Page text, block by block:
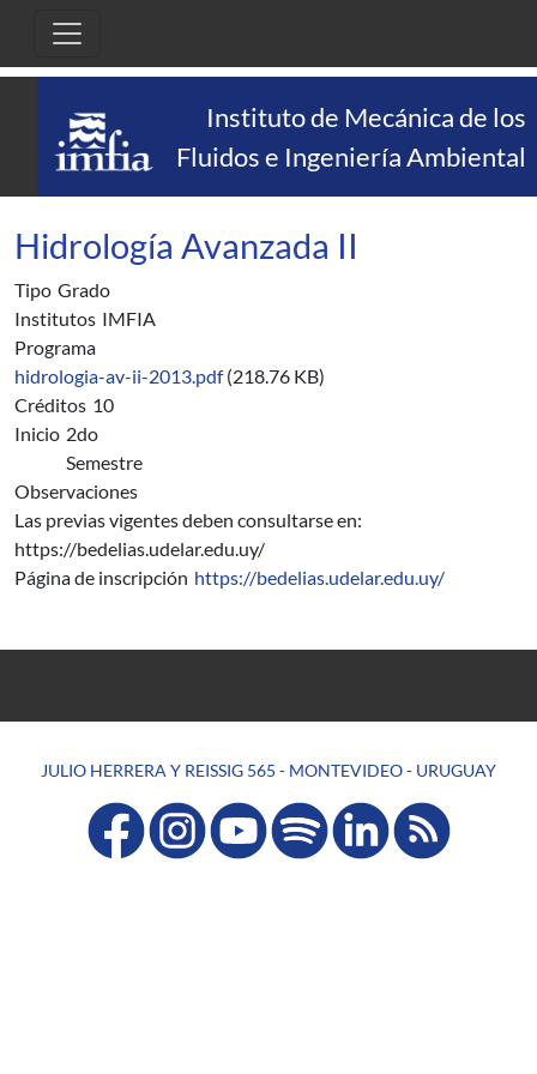
Instituto de Mecánica de los
Fluidos e Ingeniería Ambiental
Hidrología Avanzada II
Tipo Grado
Institutos IMFIA
Programa
hidrologia-av-ii-2013.pdf (218.76 KB)
Créditos 10
Inicio 2do
Semestre
Observaciones
Las previas vigentes deben consultarse en:
https://bedelias.udelar.edu.uy/
Página de inscripción https://bedelias.udelar.edu.uy/
JULIO HERRERA Y REISSIG 565 - MONTEVIDEO - URUGUAY